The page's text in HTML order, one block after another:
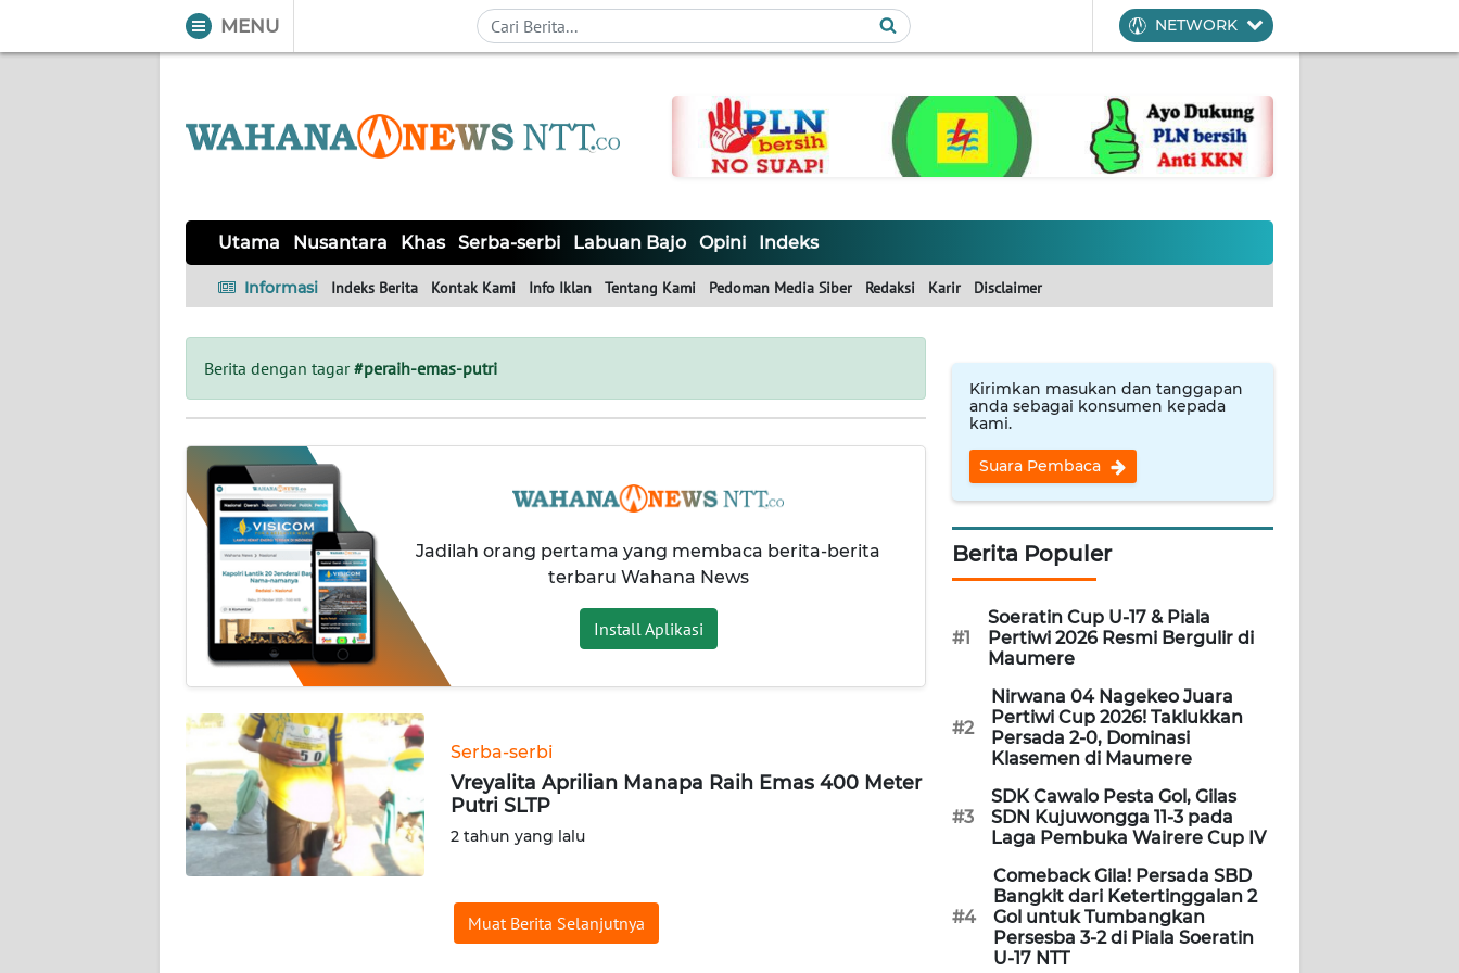
MENU NETWORK
Utama Nusantara Khas Serba-serbi Labuan Bajo Opini Indeks
Informasi Indeks Berita Kontak Kami Info Iklan Tentang Kami Pedoman Media Siber Redaksi Karir Disclaimer
Berita dengan tagar#peraih-emas-putri
Jadilah orang pertama yang membaca berita-berita
terbaru Wahana News
Install Aplikasi
Serba-serbi
Vreyalita Aprilian Manapa Raih Emas 400 Meter
Putri SLTP
2 tahun yang lalu
Muat Berita Selanjutnya
Kirimkan masukan dan tanggapan
anda sebagai konsumen kepada
kami.
Suara Pembaca
Berita Populer
#1
Soeratin Cup U-17 & Piala
Pertiwi 2026 Resmi Bergulir di
Maumere
#2
Nirwana 04 Nagekeo Juara
Pertiwi Cup 2026! Taklukkan
Persada 2-0, Dominasi
Klasemen di Maumere
#3
SDK Cawalo Pesta Gol, Gilas
SDN Kujuwongga 11-3 pada
Laga Pembuka Wairere Cup IV
#4
Comeback Gila! Persada SBD
Bangkit dari Ketertinggalan 2
Gol untuk Tumbangkan
Persesba 3-2 di Piala Soeratin
U-17 NTT